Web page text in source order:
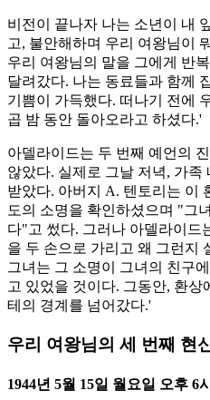
비전이 끝나자 나는 소년이 내
고, 불안해하며 우리 여왕님이
우리 여왕님의 말을 그에게 반
달려갔다. 나는 동료들과 함께
기쁨이 가득했다. 떠나기 전에
곱 밤 동안 돌아오라고 하셨다.'
아델라이드는 두 번째 예언의
않았다. 실제로 그날 저녁, 가
받았다. 아버지 A. 텐토리는 이
도의 소명을 확인하셨으며 "그
다"고 썼다. 그러나 아델라이드
을 두 손으로 가리고 왜 그런지
그녀는 그 소명이 그녀의 친구
고 있었을 것이다. 그동안, 환
테의 경계를 넘어갔다.'
우리 여왕님의 세 번째 현
1944년 5월 15일 월요일 오후 6시